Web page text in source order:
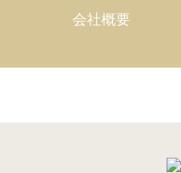
会社概要